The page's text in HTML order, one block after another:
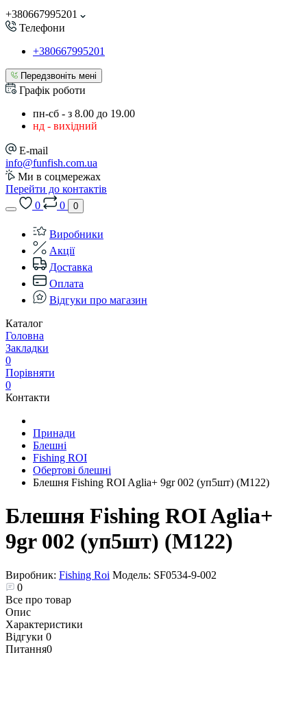
+380667995201
Телефони
+380667995201
Передзвоніть мені
Графік роботи
пн-сб - з 8.00 до 19.00
нд - вихідний
E-mail
info@funfish.com.ua
Ми в соцмережах
Перейти до контактів
0
0 0
Виробники
Акції
Доставка
Оплата
Відгуки про магазин
Каталог
Головна
Закладки
0
Порівняти
0
Контакти
Принади
Блешні
Fishing ROI
Обертові блешні
Блешня Fishing ROI Aglia+ 9gr 002 (уп5шт) (M122)
Блешня Fishing ROI Aglia+
9gr 002 (уп5шт) (M122)
Виробник: Fishing Roi Модель: SF0534-9-002
0
Все про товар
Опис
Характеристики
Відгуки 0
Питання0